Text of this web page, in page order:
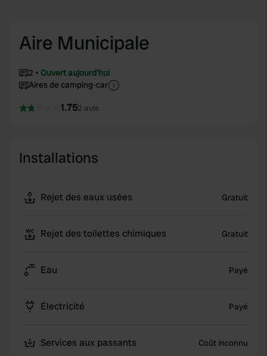
Aire Municipale
2
Ouvert aujourd'hui
Aires de camping-car
1.752 avis
Installations
Rejet des eaux usées Gratuit
Rejet des toilettes chimiques Gratuit
Eau Payé
Électricité Payé
Services aux passants Coût inconnu